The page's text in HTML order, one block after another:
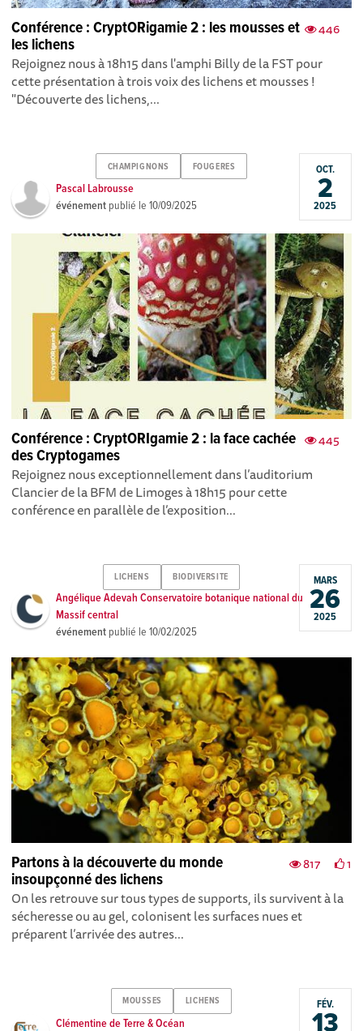
446
Conférence : CryptORigamie 2 : les mousses et
les lichens
Rejoignez nous à 18h15 dans l'amphi Billy de la FST pour
cette présentation à trois voix des lichens et mousses !
"Découverte des lichens,...
CHAMPIGNONS FOUGERES
Pascal Labrousse
événement publié le10/09/2025
OCT.
2
2025
445
Conférence : CryptORIgamie 2 : la face cachée
des Cryptogames
Rejoignez nous exceptionnellement dans l’auditorium
Clancier de la BFM de Limoges à 18h15 pour cette
conférence en parallèle de l’exposition...
LICHENS BIODIVERSITE
Angélique Adevah Conservatoire botanique national du
Massif central
événement publié le10/02/2025
MARS
26
2025
817 1
Partons à la découverte du monde
insoupçonné des lichens
On les retrouve sur tous types de supports, ils survivent à la
sécheresse ou au gel, colonisent les surfaces nues et
préparent l’arrivée des autres...
MOUSSES LICHENS
Clémentine de Terre & Océan
FÉV.